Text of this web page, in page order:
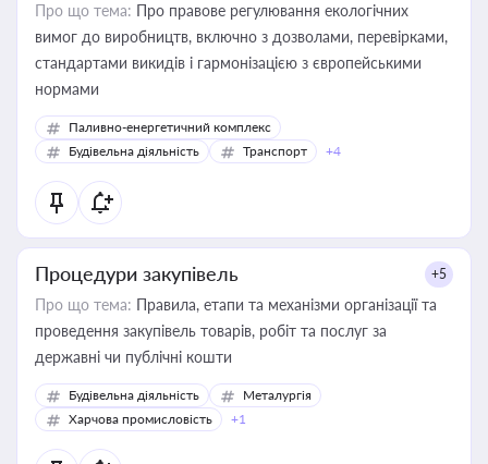
Про що тема: Про правове регулювання екологічних
вимог до виробництв, включно з дозволами, перевірками,
стандартами викидів і гармонізацією з європейськими
нормами
Паливно-енергетичний комплекс
Будівельна діяльність
Транспорт +4
Процедури закупівель +5
Про що тема: Правила, етапи та механізми організації та
проведення закупівель товарів, робіт та послуг за
державні чи публічні кошти
Будівельна діяльність
Металургія
Харчова промисловість
+1